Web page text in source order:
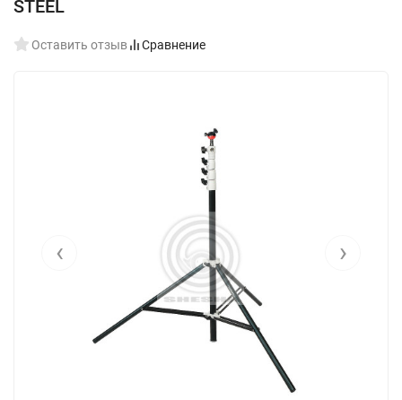
STEEL
Оставить отзыв Сравнение
‹ ›